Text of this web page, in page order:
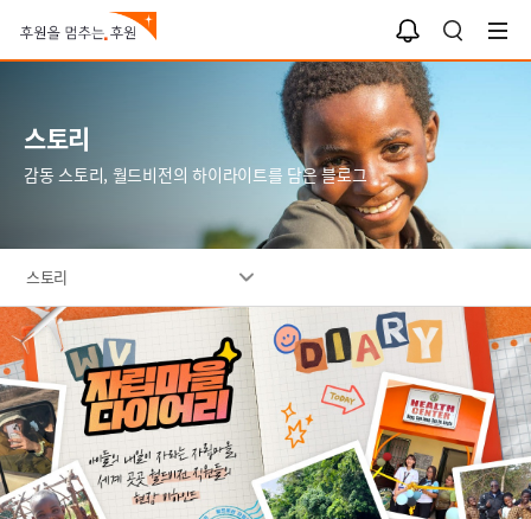
검
색
알
림
함
스토리
감동 스토리, 월드비전의 하이라이트를 담은 블로그
스토리